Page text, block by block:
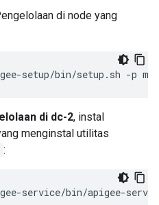
di node yang
setup/bin/setup.sh -p
di dc-2, instal
menginstal utilitas
:
service/bin/apigee-